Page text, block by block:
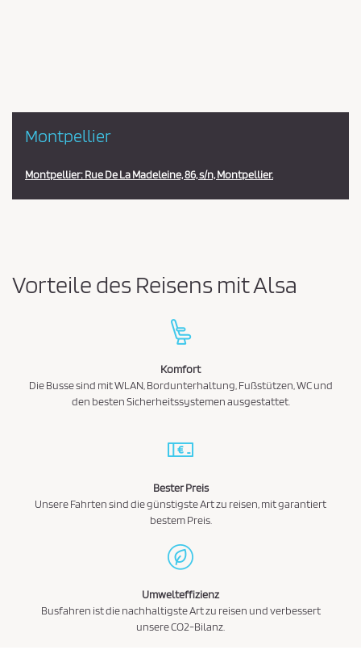
Montpellier
Montpellier: Rue De La Madeleine, 86, s/n, Montpellier.
Vorteile des Reisens mit Alsa
Komfort
Die Busse sind mit WLAN, Bordunterhaltung, Fußstützen, WC und
den besten Sicherheitssystemen ausgestattet.
Bester Preis
Unsere Fahrten sind die günstigste Art zu reisen, mit garantiert
bestem Preis.
Umwelteffizienz
Busfahren ist die nachhaltigste Art zu reisen und verbessert
unsere CO2-Bilanz.